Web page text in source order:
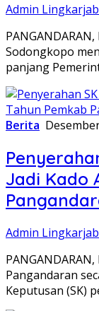
Admin
Sodongkopo
panjang
Berita
Jadi Kado
Admin
Pangandaran
Keputusan (SK)